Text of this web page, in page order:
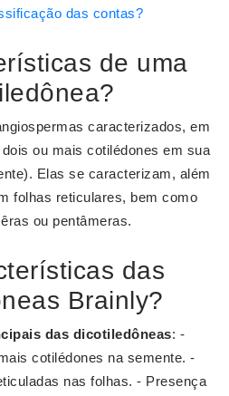
das contas?
de uma
caracterizados, em
ou mais cotilédones em sua
Elas se caracterizam, além
folhas reticulares, bem como
ou pentâmeras.
das
Brainly?
das dicotiledôneas: -
cotilédones na semente. -
nas folhas. - Presença